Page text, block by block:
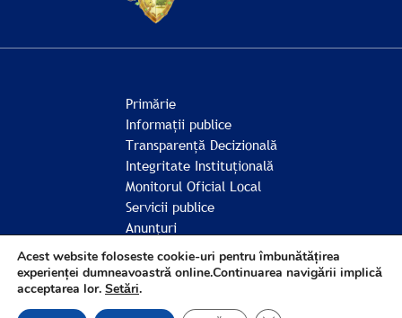
Primărie
Informații publice
Transparență Decizională
Integritate Instituțională
Monitorul Oficial Local
Servicii publice
Anunțuri
Comunitate
Acest website foloseste cookie-uri pentru îmbunătățirea
experienței dumneavoastră online.Continuarea navigării implică
acceptarea lor. Setări.